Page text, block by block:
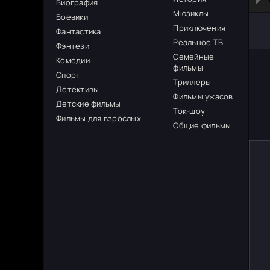
Биография
Боевики
Фантастика
Фэнтези
Комедии
Спорт
Детективы
Детские фильмы
Фильмы для взрослых
Мюзиклы
Приключения
Реальное ТВ
Семейные
фильмы
Триллеры
Фильмы ужасов
Ток-шоу
Общие фильмы